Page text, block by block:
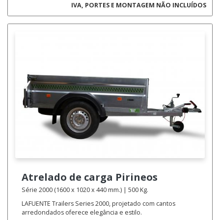
IVA, PORTES E MONTAGEM NÃO INCLUÍDOS
Atrelado de carga Pirineos
Série 2000 (1600 x 1020 x 440 mm.) | 500 Kg.
LAFUENTE Trailers Series 2000, projetado com cantos
arredondados oferece elegância e estilo.